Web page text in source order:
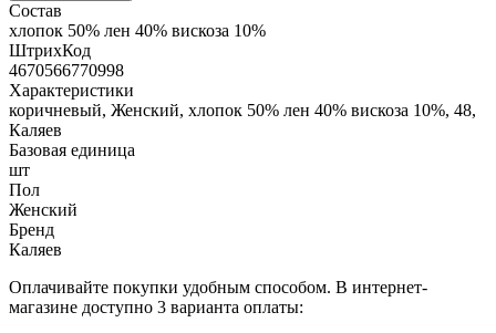
Состав
хлопок 50% лен 40% вискоза 10%
ШтрихКод
4670566770998
Характеристики
коричневый, Женский, хлопок 50% лен 40% вискоза 10%, 48,
Каляев
Базовая единица
шт
Пол
Женский
Бренд
Каляев
Оплачивайте покупки удобным способом. В интернет-
магазине доступно 3 варианта оплаты: